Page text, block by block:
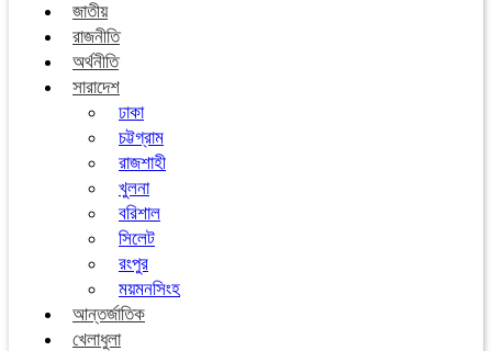
জাতীয়
রাজনীতি
অর্থনীতি
সারাদেশ
ঢাকা
চট্টগ্রাম
রাজশাহী
খুলনা
বরিশাল
সিলেট
রংপুর
ময়মনসিংহ
আন্তর্জাতিক
খেলাধুলা